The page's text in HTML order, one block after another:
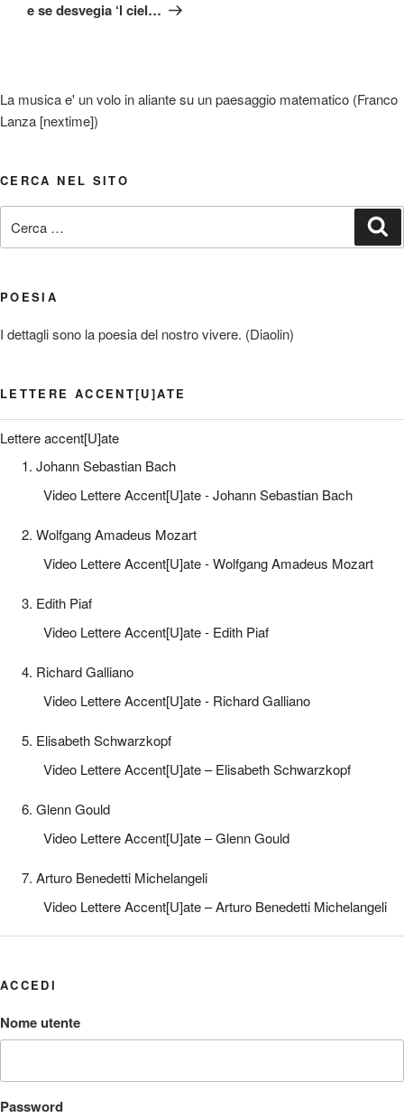
successivo
e se desvegia ‘l ciel…
La musica e' un volo in aliante su un paesaggio matematico (Franco
Lanza [nextime])
CERCA NEL SITO
POESIA
I dettagli sono la poesia del nostro vivere. (Diaolin)
LETTERE ACCENT[U]ATE
Lettere accent[U]ate
1. Johann Sebastian Bach
Video Lettere Accent[U]ate - Johann Sebastian Bach
2. Wolfgang Amadeus Mozart
Video Lettere Accent[U]ate - Wolfgang Amadeus Mozart
3. Edith Piaf
Video Lettere Accent[U]ate - Edith Piaf
4. Richard Galliano
Video Lettere Accent[U]ate - Richard Galliano
5. Elisabeth Schwarzkopf
Video Lettere Accent[U]ate – Elisabeth Schwarzkopf
6. Glenn Gould
Video Lettere Accent[U]ate – Glenn Gould
7. Arturo Benedetti Michelangeli
Video Lettere Accent[U]ate – Arturo Benedetti Michelangeli
ACCEDI
Nome utente
Password